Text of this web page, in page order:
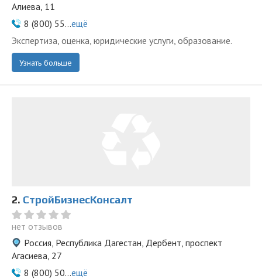
Алиева, 11
8 (800) 55...ещё
Экспертиза, оценка, юридические услуги, образование.
Узнать больше
2. СтройБизнесКонсалт
нет отзывов
Россия, Республика Дагестан, Дербент, проспект
Агасиева, 27
8 (800) 50...ещё